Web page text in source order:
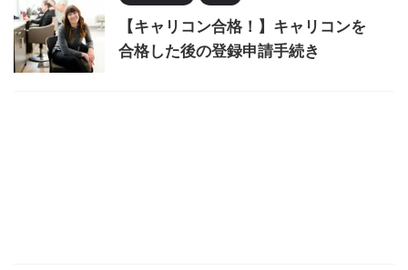
【キャリコン合格！】キャリコンを
合格した後の登録申請手続き